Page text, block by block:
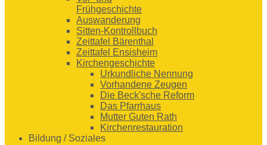
Frühgeschichte
Auswanderung
Sitten-Kontrollbuch
Zeittafel Bärenthal
Zeittafel Ensisheim
Kirchengeschichte
Urkundliche Nennung
Vorhandene Zeugen
Die Beck'sche Reform
Das Pfarrhaus
Mutter Guten Rath
Kirchenrestauration
Bildung / Soziales